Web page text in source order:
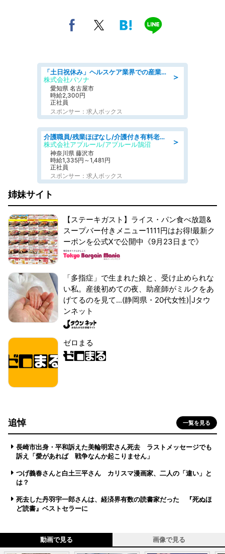
＞
「土日祝休み」ヘルスケア業界での産業保健師業務/看護師/高時給/未経験OK/要資格:正看護師
株式会社パソナ
愛知県 名古屋市
時給2,300円
正社員
スポンサー：求人ボックス
＞
介護職員/残業ほぼなし/介護付き有料老人ホームの介護士/夜勤専従
株式会社アプルール/アプルール鵠沼
神奈川県 藤沢市
時給1,335円～1,481円
正社員
スポンサー：求人ボックス
姉妹サイト
【ステーキガスト】ライス・パン食べ放題&
スープバー付きメニュー1111円はお得!最新ク
ーポンを公式Xで公開中《9月23日まで》
「多指症」で生まれた娘と、受け止められな
い私。産後初めての夜、助産師がミルクをあ
げてるのを見て...(静岡県・20代女性)|Jタウ
ンネット
ゼロまる
追悼 一覧を見る
長崎市出身・平和訴えた美輪明宏さん死去 ラストメッセージでも
訴え「愛があれば 戦争なんか起こりません」
つげ義春さんと白土三平さん カリスマ漫画家、二人の「違い」と
は？
死去した丹羽宇一郎さんは、経済界有数の読書家だった 『死ぬほ
ど読書』ベストセラーに
動画で見る 画像で見る